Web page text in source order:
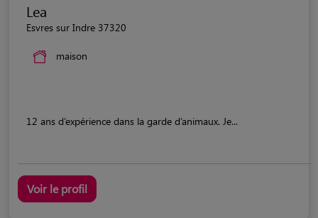
Lea
Esvres sur Indre 37320
maison
12 ans d’expérience dans la garde d’animaux. Je...
Voir le profil